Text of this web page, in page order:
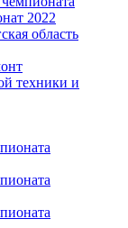
2022
область
техники и